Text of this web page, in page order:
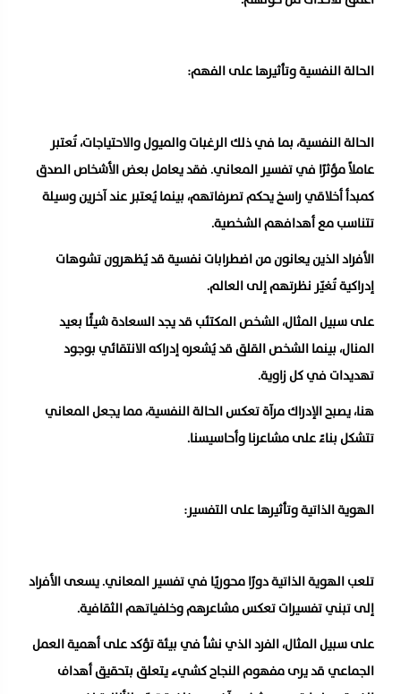
الحالة النفسية وتأثيرها على الفهم:
الحالة النفسية، بما في ذلك الرغبات والميول والاحتياجات، تُعتبر
عاملاً مؤثرًا في تفسير المعاني. فقد يعامل بعض الأشخاص الصدق
كمبدأ أخلاقي راسخ يحكم تصرفاتهم، بينما يُعتبر عند آخرين وسيلة
تتناسب مع أهدافهم الشخصية.
الأفراد الذين يعانون من اضطرابات نفسية قد يُظهرون تشوهات
إدراكية تُغيّر نظرتهم إلى العالم.
على سبيل المثال، الشخص المكتئب قد يجد السعادة شيئًا بعيد
المنال، بينما الشخص القلق قد يُشعره إدراكه الانتقائي بوجود
تهديدات في كل زاوية.
هنا، يصبح الإدراك مرآة تعكس الحالة النفسية، مما يجعل المعاني
تتشكل بناءً على مشاعرنا وأحاسيسنا.
الهوية الذاتية وتأثيرها على التفسير:
تلعب الهوية الذاتية دورًا محوريًا في تفسير المعاني. يسعى الأفراد
إلى تبني تفسيرات تعكس مشاعرهم وخلفياتهم الثقافية.
على سبيل المثال، الفرد الذي نشأ في بيئة تؤكد على أهمية العمل
الجماعي قد يرى مفهوم النجاح كشيء يتعلق بتحقيق أهداف